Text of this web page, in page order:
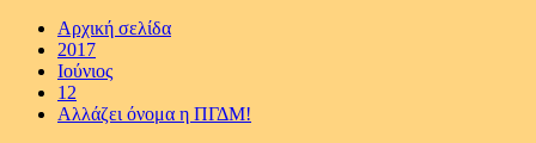
Αρχική σελίδα
2017
Ιούνιος
12
Αλλάζει όνομα η ΠΓΔΜ!